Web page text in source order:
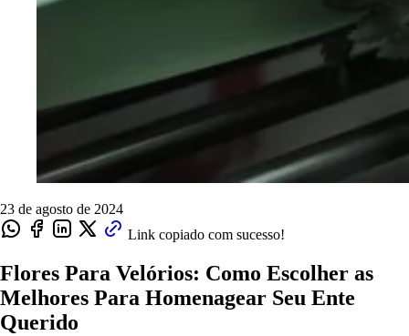
23 de agosto de 2024
Link copiado com sucesso!
Flores Para Velórios: Como Escolher as
Melhores Para Homenagear Seu Ente
Querido